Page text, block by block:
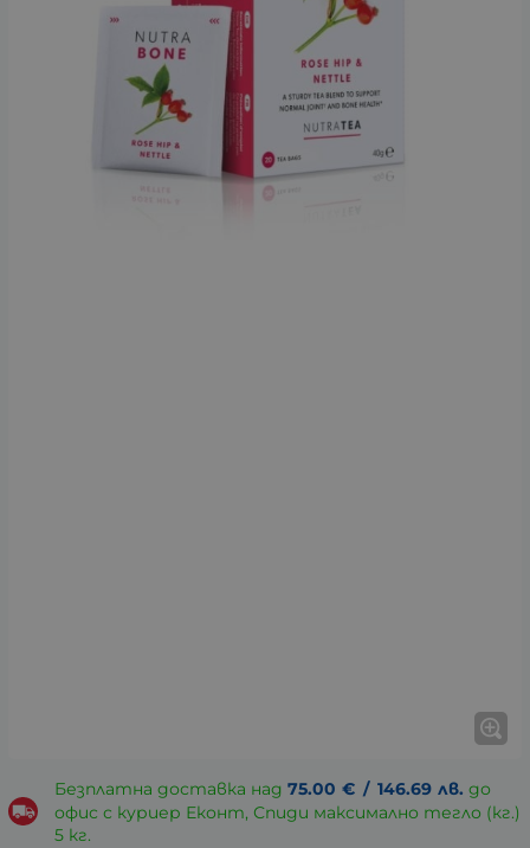
Безплатна доставка над 75.00 € / 146.69 лв. до
офис с куриер Еконт, Спиди максимално тегло (кг.)
5 кг.